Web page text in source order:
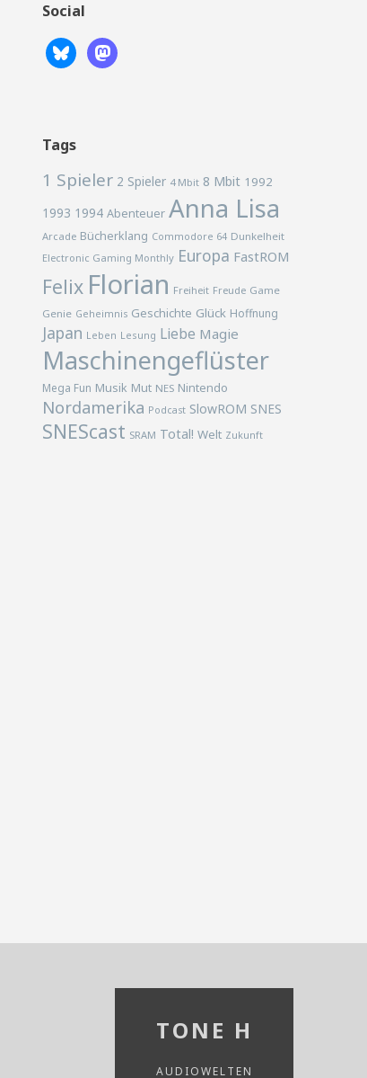
Social
Tags
1 Spieler 2 Spieler 4 Mbit 8 Mbit 1992
1993 1994 Abenteuer Anna Lisa
Arcade Bücherklang Commodore 64 Dunkelheit
Electronic Gaming Monthly Europa FastROM
Felix Florian Freiheit Freude Game
Genie Geheimnis Geschichte Glück Hoffnung
Japan Leben Lesung Liebe Magie
Maschinengeflüster
Mega Fun Musik Mut NES Nintendo
Nordamerika Podcast SlowROM SNES
SNEScast SRAM Total! Welt Zukunft
TONE H
AUDIOWELTEN